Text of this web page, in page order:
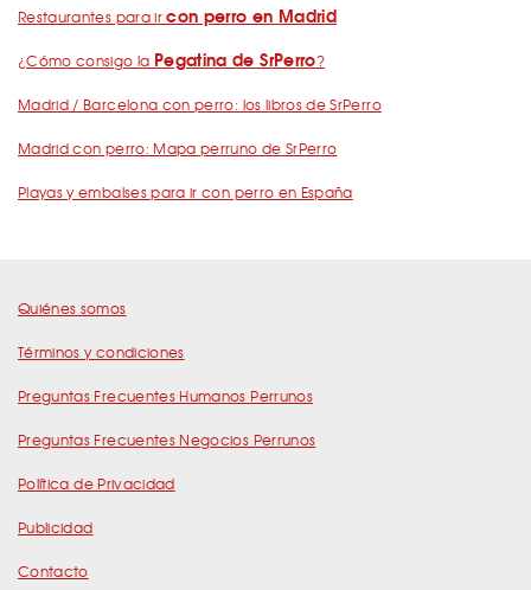
Restaurantes para ircon perro en Madrid
¿Cómo consigo la Pegatina de SrPerro?
Madrid / Barcelona con perro: los libros de SrPerro
Madrid con perro: Mapa perruno de SrPerro
Playas y embalses para ir con perro en España
Quiénes somos
Términos y condiciones
Preguntas Frecuentes Humanos Perrunos
Preguntas Frecuentes Negocios Perrunos
Política de Privacidad
Publicidad
Contacto